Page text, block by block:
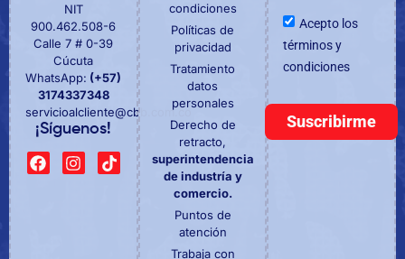
NIT
900.462.508-6
Calle 7 # 0-39
Cúcuta
WhatsApp: (+57)
3174337348
servicioalcliente@cbb.com.co
¡Síguenos!
condiciones
Políticas de
privacidad
Tratamiento
datos
personales
Derecho de
retracto,
superintendencia
de industría y
comercio.
Puntos de
atención
Trabaja con
Acepto los
términos y
condiciones
Suscribirme